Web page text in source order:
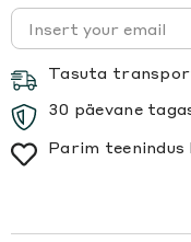
Tasuta
30 päevane
Parim teenindus